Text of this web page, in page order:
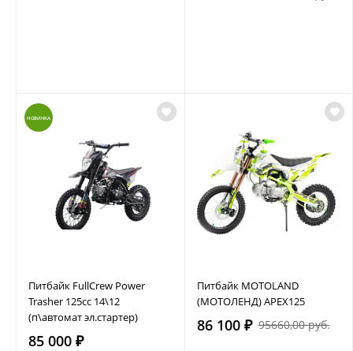
НОВИНКА
Питбайк FullCrew Power
Trasher 125cc 14\12
(п\автомат эл.стартер)
85 000 ₽
Питбайк MOTOLAND
(МОТОЛЕНД) APEX125
86 100 ₽ 95660,00 руб.